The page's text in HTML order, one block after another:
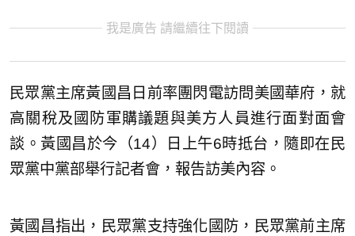
我是廣告 請繼續往下閱讀
民眾黨主席黃國昌日前率團閃電訪問美國華府，就
高關稅及國防軍購議題與美方人員進行面對面會
談。黃國昌於今（14）日上午6時抵台，隨即在民
眾黨中黨部舉行記者會，報告訪美內容。
黃國昌指出，民眾黨支持強化國防，民眾黨前主席